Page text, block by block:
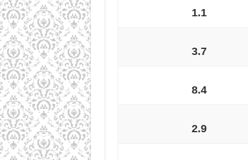
1.1
3.7
8.4
2.9